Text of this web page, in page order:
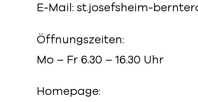
E-Mail: st.josefsheim-
Öffnungszeiten:
Mo – Fr 6.30 – 16.30 Uhr
Homepage: